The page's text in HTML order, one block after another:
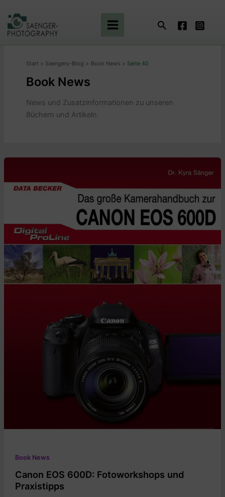
Inhalt
springen
Suchen
Start Saengers-Blog Book News Seite 40
Book News
News und Zusatzinformationen zu unse­ren
Büchern und Artikeln.
Book News
Canon EOS 600D: Fotoworkshops und
Praxistipps